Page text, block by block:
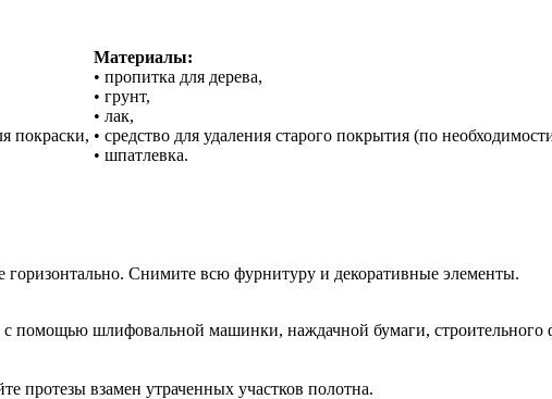
покраски,
Материалы:
• пропитка для дерева,
• грунт,
• лак,
• средство для удаления старого покрытия (по
• шпатлевка.
горизонтально. Снимите всю фурнитуру и декоративные элементы.
с помощью шлифовальной машинки, наждачной бумаги, строительного
протезы взамен утраченных участков полотна.